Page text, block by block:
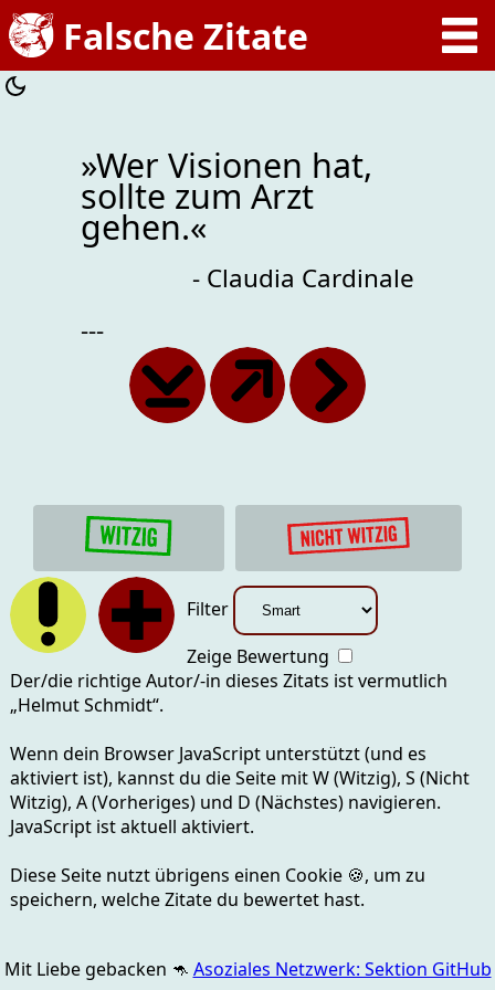
»Wer Visionen hat,
sollte zum Arzt
gehen.«
- Claudia Cardinale
---
Filter
Zeige Bewertung
Der/die richtige Autor/-in dieses Zitats ist vermutlich
„Helmut Schmidt“.
Wenn dein Browser JavaScript unterstützt (und es
aktiviert ist), kannst du die Seite mitW (Witzig), S (Nicht
Witzig), A (Vorheriges) und D (Nächstes)navigieren.
JavaScript ist aktuell aktiviert.
Diese Seite nutzt übrigens einen Cookie 🍪, um zu
speichern, welche Zitate du bewertet hast.
Mit Liebe gebacken 🦘 Asoziales Netzwerk: Sektion GitHub